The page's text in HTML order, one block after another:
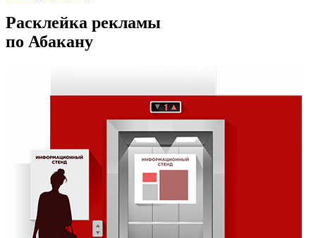
Расклейка рекламы
по Абакану